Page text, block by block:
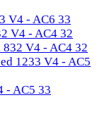
V4 - AC6 33
V4 - AC4 32
V4 - AC4 32
1233 V4 - AC5
- AC5 33